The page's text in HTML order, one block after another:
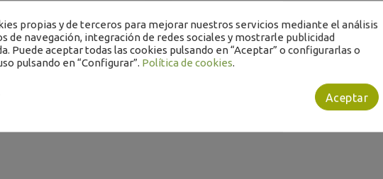
excluidos
22,82 €
Impuestos excluidos
propias y de terceros para mejorar nuestros servicios mediante el análisis
de navegación, integración de redes sociales y mostrarle publicidad
Puede aceptar todas las cookies pulsando en “Aceptar” o configurarlas o
pulsando en “Configurar”. Política de cookies.
Aceptar